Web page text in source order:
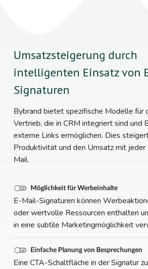
Umsatzsteigerung durch
intelligenten Einsatz von
Signaturen
Bybrand bietet spezifische Modelle für
Vertrieb, die in CRM integriert sind und
externe Links ermöglichen. Dies
Produktivität und den Umsatz mit
Mail.
Möglichkeit für Werbeinhalte
E-Mail-Signaturen können
oder wertvolle Ressourcen enthalten
in eine subtile Marketingmöglichkeit
Einfache Planung von Besprechungen
Eine CTA-Schaltfläche in der Signatur